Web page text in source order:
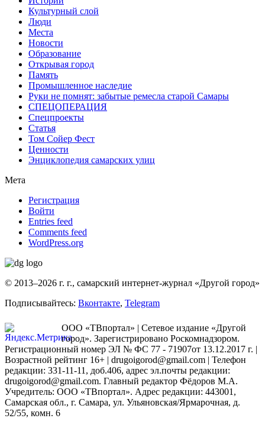
Культурный слой
Люди
Места
Новости
Образование
Открывая город
Память
Промышленное наследие
Руки не помнят: забытые ремесла старой Самары
СПЕЦОПЕРАЦИЯ
Спецпроекты
Статья
Том Сойер Фест
Ценности
Энциклопедия самарских улиц
Мета
Регистрация
Войти
Entries feed
Comments feed
WordPress.org
© 2013–2026 г. г., самарский интернет-журнал «Другой город»
Подписывайтесь: Вконтакте, Telegram
ООО «ТВпортал» | Сетевое издание «Другой
город». Зарегистрировано Роскомнадзором.
Регистрационный номер ЭЛ № ФС 77 - 71907от 13.12.2017 г. |
Возрастной рейтинг 16+ | drugoigorod@gmail.com | Телефон
редакции: 331-11-11, доб.406, адрес эл.почты редакции:
drugoigorod@gmail.com. Главный редактор Фёдоров М.А.
Учредитель: ООО «ТВпортал». Адрес редакции: 443001,
Самарская обл., г. Самара, ул. Ульяновская/Ярмарочная, д.
52/55, комн. 6